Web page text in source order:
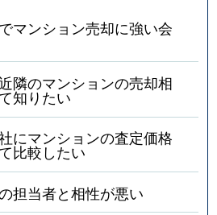
マンション売却に強い会
隣のマンションの売却相
知りたい
にマンションの査定価格
比較したい
担当者と相性が悪い